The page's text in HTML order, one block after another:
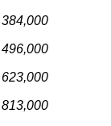
384,000
496,000
623,000
813,000